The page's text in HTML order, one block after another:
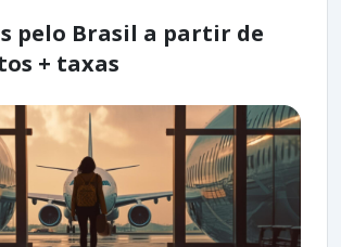
pelo Brasil a partir de
+ taxas